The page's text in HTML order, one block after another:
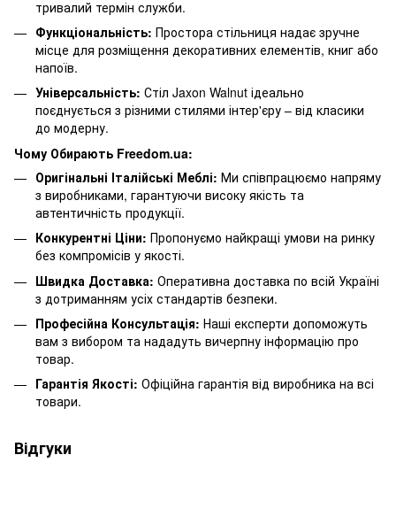
тривалий термін служби.
Функціональність: Простора стільниця надає зручне
місце для розміщення декоративних елементів, книг або
напоїв.
Універсальність: Стіл Jaxon Walnut ідеально
поєднується з різними стилями інтер'єру – від класики
до модерну.
Чому Обирають Freedom.ua:
Оригінальні Італійські Меблі: Ми співпрацюємо напряму
з виробниками, гарантуючи високу якість та
автентичність продукції.
Конкурентні Ціни: Пропонуємо найкращі умови на ринку
без компромісів у якості.
Швидка Доставка: Оперативна доставка по всій Україні
з дотриманням усіх стандартів безпеки.
Професійна Консультація: Наші експерти допоможуть
вам з вибором та нададуть вичерпну інформацію про
товар.
Гарантія Якості: Офіційна гарантія від виробника на всі
товари.
Відгуки